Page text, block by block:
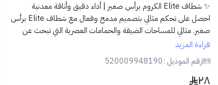
✨ شطاف Elite الكروم برأس صغير | أداء دقيق وأناقة معدنية
احصل على تحكم مثالي بتصميم مدمج وفعال مع شطاف Elite برأس
صغير. مثالي للمساحات الضيقة والحمامات العصرية التي تبحث عن
اللمسة العملية دون التخلي عن الأناقة.
✅ المميزات:
🧩
قراءة المزيد
رقم الموديل :520009948190
٢٨